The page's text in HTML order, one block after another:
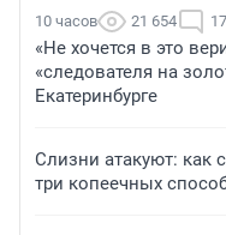
10 часов 21 654 17
«Не хочется в это
«следователя на
Екатеринбурге
Слизни атакуют: как
три копеечных